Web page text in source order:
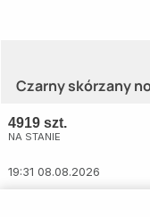
Czarny skórzany
4919 szt.
NA STANIE
19:31 08.08.2026